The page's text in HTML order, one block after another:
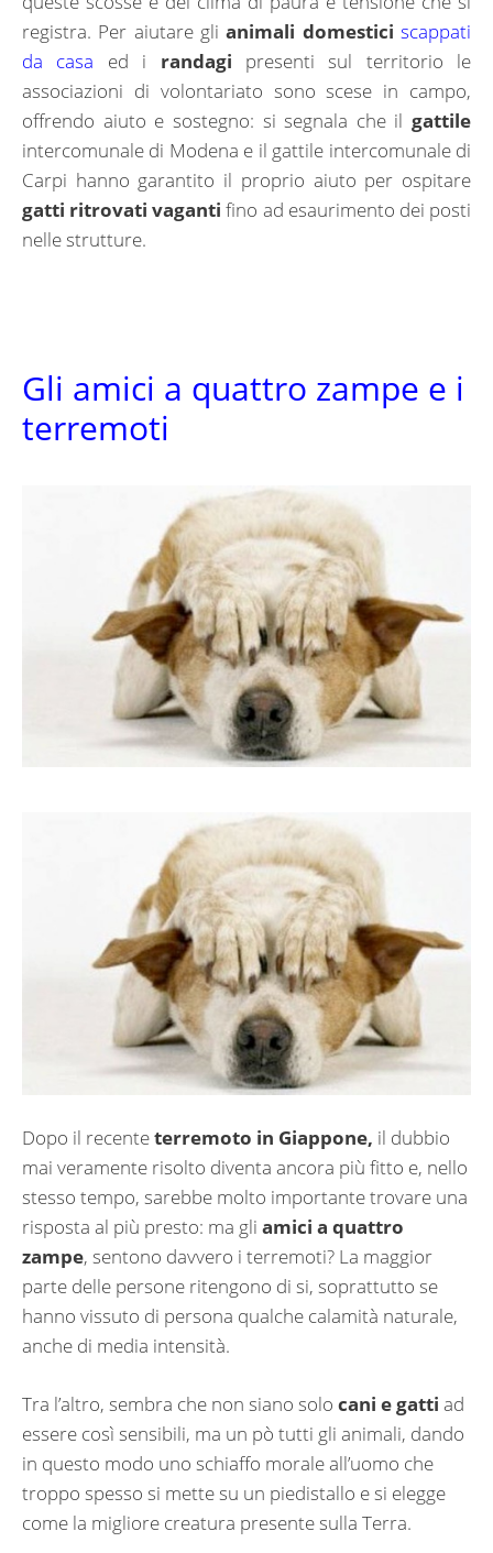
registra. Per aiutare glianimali domestici scappati
da casa ed i randagi presenti sul territorio le
associazioni di volontariato sono scese in campo,
offrendo aiuto e sostegno: si segnala che il gattile
intercomunale di Modena e il gattile intercomunale di
Carpi hanno garantito il proprio aiuto per ospitare
gatti ritrovati vaganti fino ad esaurimento dei posti
nelle strutture.
Gli amici a quattro zampe e i
terremoti
Dopo il recenteterremoto in Giappone, il dubbio
mai veramente risolto diventa ancora più fitto e, nello
stesso tempo, sarebbe molto importante trovare una
risposta al più presto: ma gli amici a quattro
zampe, sentono davvero i terremoti? La maggior
parte delle persone ritengono di si, soprattutto se
hanno vissuto di persona qualche calamità naturale,
anche di media intensità.
Tra l’altro, sembra che non siano solo cani e gatti ad
essere così sensibili, ma un pò tutti gli animali, dando
in questo modo uno schiaffo morale all’uomo che
troppo spesso si mette su un piedistallo e si elegge
come la migliore creatura presente sulla Terra.